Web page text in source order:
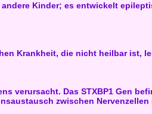
Kinder; es entwickelt
Krankheit, die nicht heilbar ist,
verursacht. Das STXBP1 Gen
zwischen